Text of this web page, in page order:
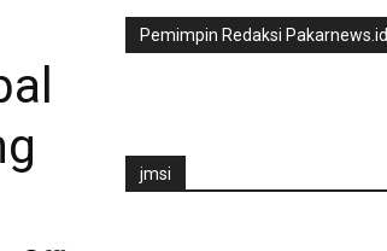
Pemimpin Redaksi Pakarnews.id
jmsi